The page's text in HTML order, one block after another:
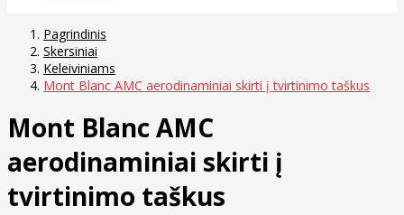
Pagrindinis
Skersiniai
Keleiviniams
Mont Blanc AMC aerodinaminiai skirti į tvirtinimo taškus
Mont Blanc AMC
aerodinaminiai skirti į
tvirtinimo taškus